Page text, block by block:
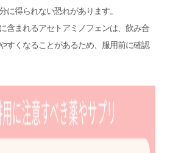
に得られない恐れがあります。
含まれるアセトアミノフェンは、飲み合
すくなることがあるため、服用前に確認